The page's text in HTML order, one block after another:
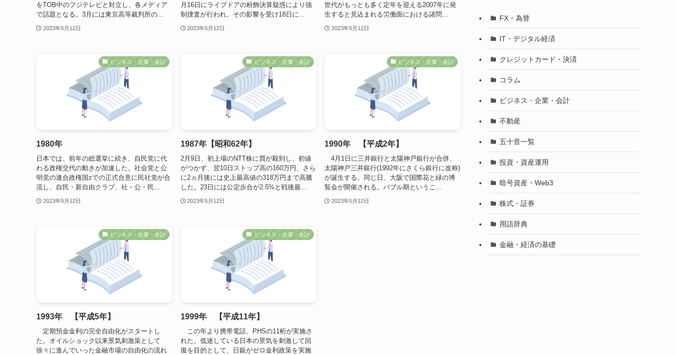
をTOB中のフジテレビと対立し、各メディア
で話題となる。3月には東京高等裁判所の...
2023年5月12日
月16日にライブドアの粉飾決算疑惑により強
制捜査が行われ、その影響を受け18日に...
2023年5月12日
世代がもっとも多く定年を迎える2007年に発
生すると見込まれる労働面における諸問...
2023年5月12日
ビジネス・企業・会計
1980年
日本では、前年の総選挙に続き、自民党に代
わる政権交代の動きが加速した。社会党と公
明党の連合政権国zでの正式合意に民社党が合
流し、自民・新自由クラブ、社・公・民...
2023年5月12日
ビジネス・企業・会計
1987年【昭和62年】
2月9日、初上場のNTT株に買が殺到し、初値
がつかず、翌10日ストップ高の160万円、さら
に2ヵ月後には史上最高値の318万円まで高騰
した。23日には公定歩合が2.5%と戦後最...
2023年5月12日
ビジネス・企業・会計
1990年 【平成2年】
4月1日に三井銀行と太陽神戸銀行が合併、
太陽神戸三井銀行(1992年にさくら銀行に改称)
が誕生する。同じ日、大阪で国際花と緑の博
覧会が開催される。バブル期というこ...
2023年5月12日
ビジネス・企業・会計
1993年 【平成5年】
定期預金金利の完全自由化がスタートし
た。オイルショック以来景気刺激策として
徐々に進んでいった金融市場の自由化の流れ
ビジネス・企業・会計
1999年 【平成11年】
この年より携帯電話、PHSの11桁が実施さ
れた。低迷している日本の景気を刺激して回
復を目的として、日銀がゼロ金利政策を実施
FX・為替
IT・デジタル経済
クレジットカード・決済
コラム
ビジネス・企業・会計
不動産
五十音一覧
投資・資産運用
暗号資産・Web3
株式・証券
用語辞典
金融・経済の基礎